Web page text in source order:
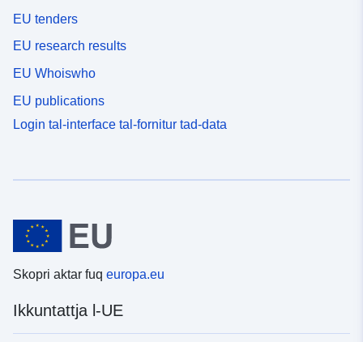
EU tenders
EU research results
EU Whoiswho
EU publications
Login tal-interface tal-fornitur tad-data
Skopri aktar fuq europa.eu
Ikkuntattja l-UE